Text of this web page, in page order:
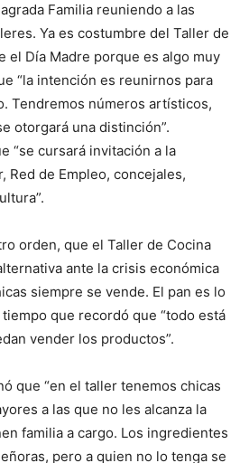
Familia reuniendo a las
Ya es costumbre del Taller de
el Día Madre porque es algo muy
“la intención es reunirnos para
Tendremos números artísticos,
otorgará una distinción”.
“se cursará invitación a la
Red de Empleo, concejales,
orden, que el Taller de Cocina
ante la crisis económica
siempre se vende. El pan es lo
que recordó que “todo está
vender los productos”.
que “en el taller tenemos chicas
a las que no les alcanza la
familia a cargo. Los ingredientes
pero a quien no lo tenga se